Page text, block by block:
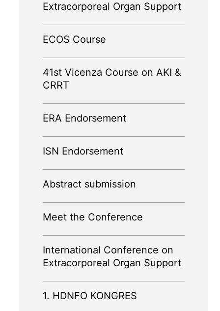
Extracorporeal Organ Support
ECOS Course
41st Vicenza Course on AKI &
CRRT
ERA Endorsement
ISN Endorsement
Abstract submission
Meet the Conference
International Conference on
Extracorporeal Organ Support
1. HDNFO KONGRES